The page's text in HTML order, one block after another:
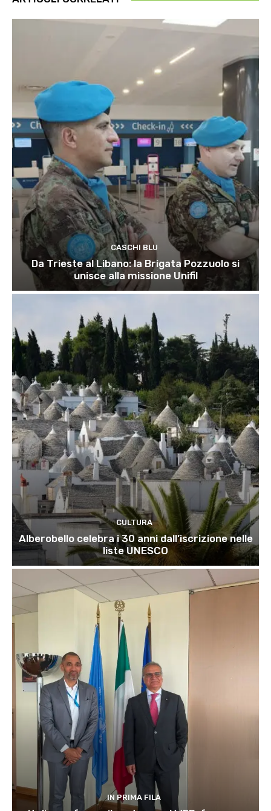
CASCHI BLU
Da Trieste al Libano: la Brigata Pozzuolo si
unisce alla missione Unifil
CULTURA
Alberobello celebra i 30 anni dall’iscrizione nelle
liste UNESCO
IN PRIMA FILA